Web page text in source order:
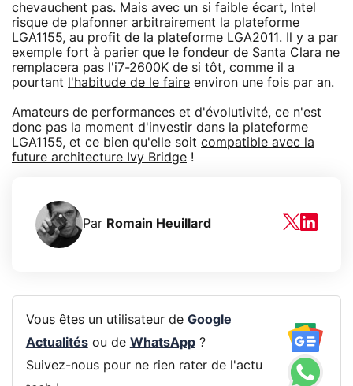
chevauchent pas. Mais avec un si faible écart, Intel
risque de plafonner arbitrairement la plateforme
LGA1155, au profit de la plateforme LGA2011. Il y a par
exemple fort à parier que le fondeur de Santa Clara ne
remplacera pas l'i7-2600K de si tôt, comme il a
pourtant
l'habitude de le faire environ une fois par an.
Amateurs de performances et d'évolutivité, ce n'est
donc pas la moment d'investir dans la plateforme
LGA1155, et ce bien qu'elle soit compatible avec la
future architecture Ivy Bridge !
Par Romain Heuillard
Vous êtes un utilisateur de Google
Actualitésou de WhatsApp?
Suivez-nous pour ne rien rater de l'actu